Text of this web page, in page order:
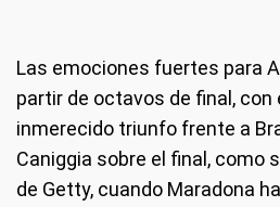
Las emociones fuertes para
partir de octavos de final, con
inmerecido triunfo frente a
Caniggia sobre el final, como
de Getty, cuando Maradona